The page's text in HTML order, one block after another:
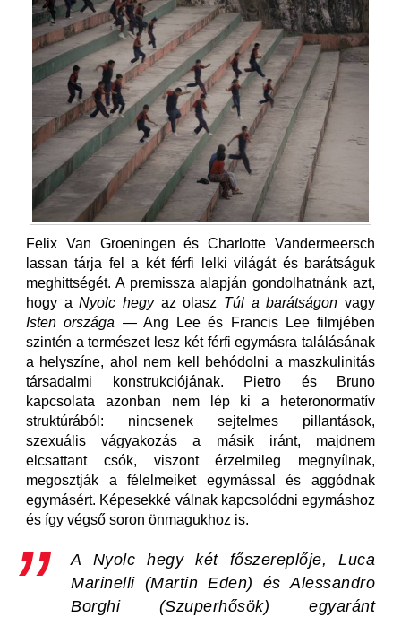
Felix Van Groeningen és Charlotte Vandermeersch
lassan tárja fel a két férfi lelki világát és barátságuk
meghittségét. A premissza alapján gondolhatnánk azt,
hogy aNyolc hegyaz olasz Túl a barátságonvagy
Isten országa — Ang Lee és Francis Lee filmjében
szintén a természet lesz két férfi egymásra találásának
a helyszíne, ahol nem kell behódolni a maszkulinitás
társadalmi konstrukciójának. Pietro és Bruno
kapcsolata azonban nem lép ki a heteronormatív
struktúrából: nincsenek sejtelmes pillantások,
szexuális vágyakozás a másik iránt, majdnem
elcsattant csók, viszont érzelmileg megnyílnak,
megosztják a félelmeiket egymással és aggódnak
egymásért. Képesekké válnak kapcsolódni egymáshoz
és így végső soron önmagukhoz is.
A Nyolc hegykét főszereplője, Luca
Marinelli (Martin Eden) és Alessandro
Borghi (Szuperhősök) egyaránt